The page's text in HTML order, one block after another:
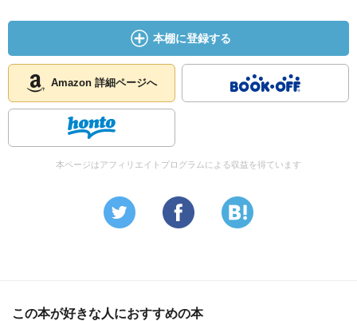
本棚に登録する
Amazon 詳細ページへ
本ページはアフィリエイトプログラムによる収益を得ています
この本が好きな人におすすめの本